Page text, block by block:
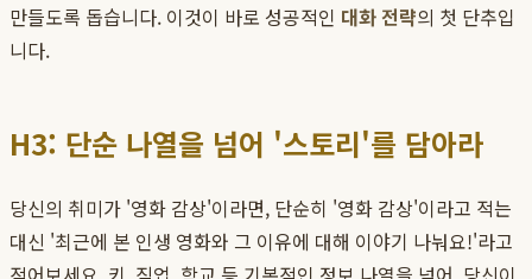
만들도록 돕습니다. 이것이 바로 성공적인 대화 전략의 첫 단추입
니다.
H3: 단순 나열을 넘어 '스토리'를 담아라
당신의 취미가 '영화 감상'이라면, 단순히 '영화 감상'이라고 적는
대신 '최근에 본 인생 영화와 그 이유에 대해 이야기 나눠요!'라고